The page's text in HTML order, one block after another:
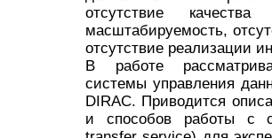
отсутствие
масштабируемость,
отсутствие реализации
В работе
системы управления
DIRAC. Приводится
и способов работы с